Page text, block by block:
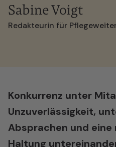
Sabine Voigt
Redakteurin für
Konkurrenz unter
Unzuverlässigkeit,
Absprachen und
Haltung